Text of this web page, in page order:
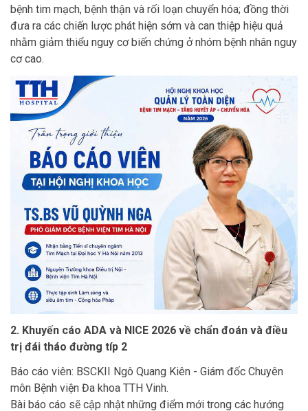
bệnh tim mạch, bệnh thận và rối loạn chuyển hóa; đồng thời
đưa ra các chiến lược phát hiện sớm và can thiệp hiệu quả
nhằm giảm thiểu nguy cơ biến chứng ở nhóm bệnh nhân nguy
cơ cao.
2. Khuyến cáo ADA và NICE 2026 về chẩn đoán và điều
trị đái tháo đường típ 2
Báo cáo viên: BSCKII Ngô Quang Kiên - Giám đốc Chuyên
môn Bệnh viện Đa khoa TTH Vinh.
Bài báo cáo sẽ cập nhật những điểm mới trong các hướng